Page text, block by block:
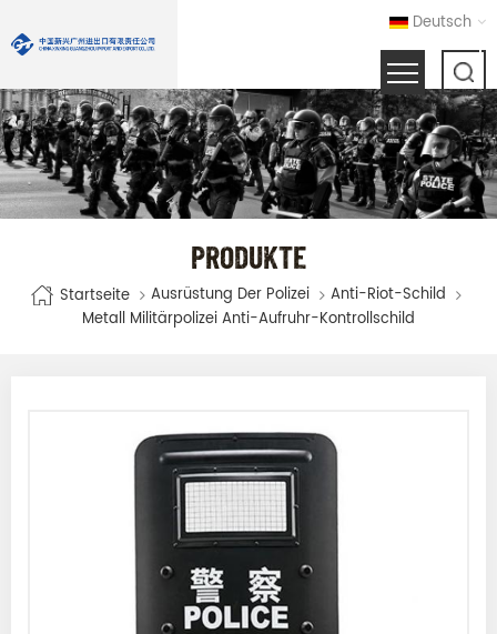
Deutsch
PRODUKTE
Startseite Ausrüstung Der Polizei
Anti-Riot-Schild
Metall Militärpolizei Anti-Aufruhr-Kontrollschild